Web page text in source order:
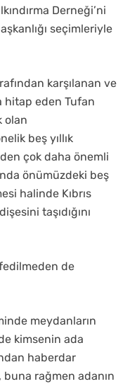
Derneği’ni
seçimleriyle
karşılanan ve
hitap eden Tufan
olan
beş yıllık
çok daha önemli
önümüzdeki beş
halinde Kıbrıs
taşıdığını
de
meydanların
kimsenin ada
haberdar
buna rağmen adanın